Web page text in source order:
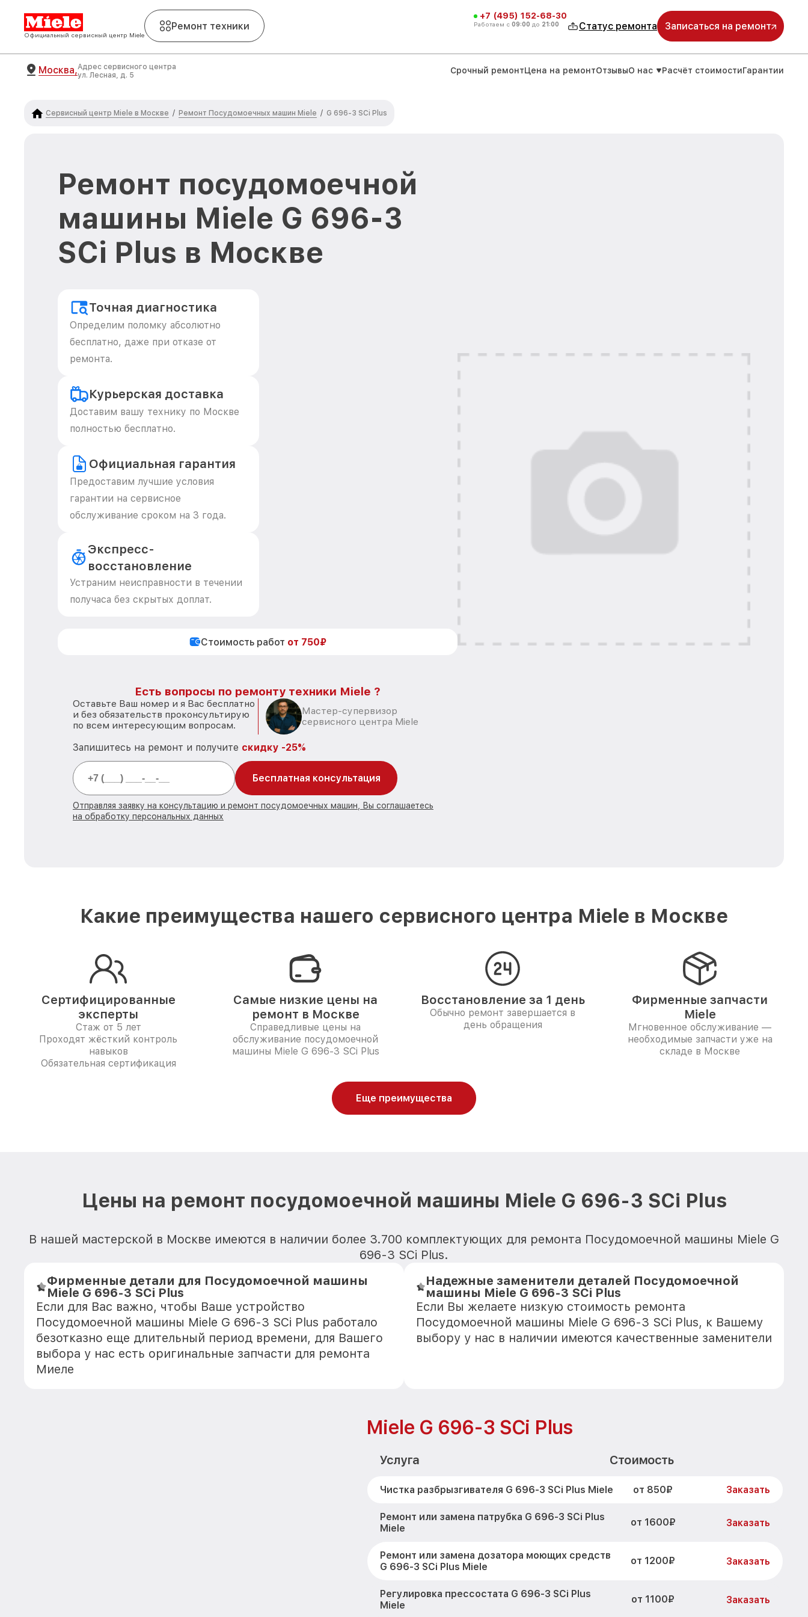
Официальный сервисный центр Miele
Ремонт техники
+7 (495) 152-68-30
Работаем с 09:00 до 21:00 Статус ремонта Записаться на ремонт
Москва,Адрес сервисного центра
ул. Лесная, д. 5
Срочный ремонтЦена на ремонтОтзывыО нас Расчёт стоимостиГарантии
Сервисный центр Miele в Москве / Ремонт Посудомоечных машин Miele / G 696-3 SCi Plus
Ремонт посудомоечной
машины Miele G 696-3
SCi Plus в Москве
Точная диагностика
Определим поломку абсолютно
бесплатно, даже при отказе от
ремонта.
Курьерская доставка
Доставим вашу технику по Москве
полностью бесплатно.
Официальная гарантия
Предоставим лучшие условия
гарантии на сервисное
обслуживание сроком на 3 года.
Экспресс-
восстановление
Устраним неисправности в течении
получаса без скрытых доплат.
Стоимость работ от 750₽
Есть вопросы по ремонту техники Miele ?
Оставьте Ваш номер и я Вас бесплатно
и без обязательств проконсультирую
по всем интересующим вопросам.
Мастер-супервизор
сервисного центра Miele
Запишитесь на ремонт и получите скидку -25%
Бесплатная консультация
Отправляя заявку на консультацию и ремонт посудомоечных машин, Вы соглашаетесь
на обработку персональных данных
Какие преимущества нашего сервисного центра Miele в Москве
Сертифицированные
эксперты
Стаж от 5 лет
Проходят жёсткий контроль
навыков
Обязательная сертификация
Самые низкие цены на
ремонт в Москве
Справедливые цены на
обслуживание посудомоечной
машины Miele G 696-3 SCi Plus
Восстановление за 1 день
Обычно ремонт завершается в
день обращения
Фирменные запчасти
Miele
Мгновенное обслуживание —
необходимые запчасти уже на
складе в Москве
Еще преимущества
Цены на ремонт посудомоечной машины Miele G 696-3 SCi Plus
В нашей мастерской в Москве имеются в наличии более 3.700 комплектующих для ремонта Посудомоечной машины Miele G
696-3 SCi Plus.
Фирменные детали для Посудомоечной машины
Miele G 696-3 SCi Plus
Если для Вас важно, чтобы Ваше устройство
Посудомоечной машины Miele G 696-3 SCi Plus работало
безотказно еще длительный период времени, для Вашего
выбора у нас есть оригинальные запчасти для ремонта
Миеле
Надежные заменители деталей Посудомоечной
машины Miele G 696-3 SCi Plus
Если Вы желаете низкую стоимость ремонта
Посудомоечной машины Miele G 696-3 SCi Plus, к Вашему
выбору у нас в наличии имеются качественные заменители
Miele G 696-3 SCi Plus
Услуга Стоимость
Чистка разбрызгивателя G 696-3 SCi Plus Miele от 850₽ Заказать
Ремонт или замена патрубка G 696-3 SCi Plus
Miele
от 1600₽ Заказать
Ремонт или замена дозатора моющих средств
G 696-3 SCi Plus Miele
от 1200₽ Заказать
Регулировка прессостата G 696-3 SCi Plus
Miele
от 1100₽ Заказать